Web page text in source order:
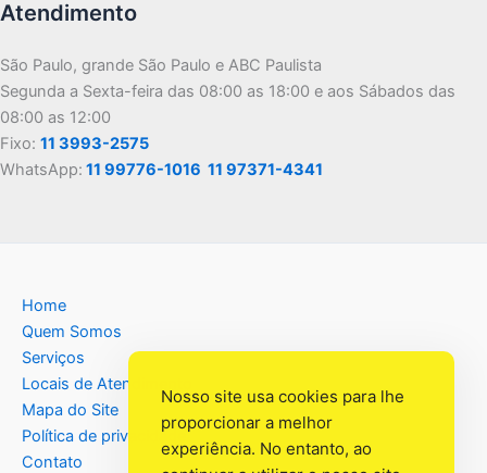
Atendimento
São Paulo, grande São Paulo e ABC Paulista
Segunda a Sexta-feira das 08:00 as 18:00 e aos Sábados das
08:00 as 12:00
Fixo: 11 3993-2575
WhatsApp: 11 99776-1016 11 97371-4341
Home
Quem Somos
Serviços
Locais de Atendimento
Mapa do Site
Política de privacidade
Contato
Nosso site usa cookies para lhe
proporcionar a melhor
experiência. No entanto, ao